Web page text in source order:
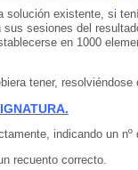
solución existente, si
sesiones del
en 1000
tener, resolviéndose
indicando un
recuento correcto.